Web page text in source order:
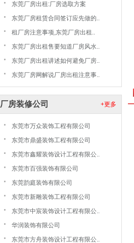
东莞厂房出租:厂房选取方案
东莞厂房租赁合同签订应先做的..
租厂房注意事项,东莞厂房出租..
东莞厂房出租售要知道厂房风水..
东莞厂房出租讲述如何避免厂房..
东莞厂房网解说厂房出租注意事..
+更多
厂房装修公司
东莞市万众装饰工程有限公司
东莞市鼎盛装饰工程有限公司
东莞市鑫耀装饰设计工程有限公..
东莞市百强装饰有限公司
东莞韵庭装饰有限公司
东莞市新雕装饰工程有限公司
东莞市中宸装饰设计工程有限公..
华润装饰有限公司
东莞市方舟装饰设计工程有限公..